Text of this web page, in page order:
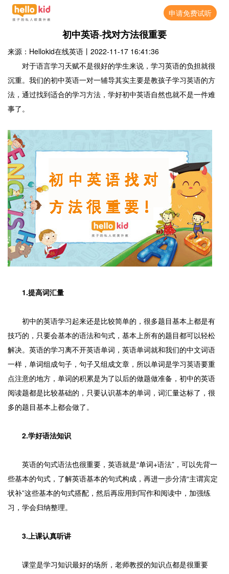
申请免费试听
初中英语-找对方法很重要
来源：Hellokid在线英语 丨 2022-11-17 16:41:36
对于语言学习天赋不是很好的学生来说，学习英语的负担就很
沉重。我们的初中英语一对一辅导其实主要是教孩子学习英语的方
法，通过找到适合的学习方法，学好初中英语自然也就不是一件难
事了。
1.提高词汇量
初中的英语学习起来还是比较简单的，很多题目基本上都是有
技巧的，只要会基本的语法和句式，基本上所有的题目都可以轻松
解决。英语的学习离不开英语单词，英语单词就和我们的中文词语
一样，单词组成句子，句子又组成文章，所以单词是学习英语要重
点注意的地方，单词的积累是为了以后的做题做准备，初中的英语
阅读题都是比较基础的，只要认识基本的单词，词汇量达标了，很
多的题目基本上都会做了。
2.学好语法知识
英语的句式语法也很重要，英语就是“单词+语法”，可以先背一
些基本的句式，了解英语基本的句式构成，再进一步分清“主谓宾定
状补”这些基本的句式搭配，然后再应用到写作和阅读中，加强练
习，学会归纳整理。
3.上课认真听讲
课堂是学习知识最好的场所，老师教授的知识点都是很重要